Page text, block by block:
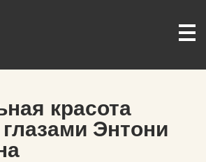
красота
Энтони